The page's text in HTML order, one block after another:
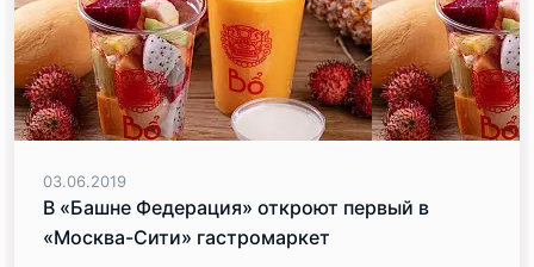
03.06.2019
В «Башне Федерация» откроют первый в
«Москва-Сити» гастромаркет